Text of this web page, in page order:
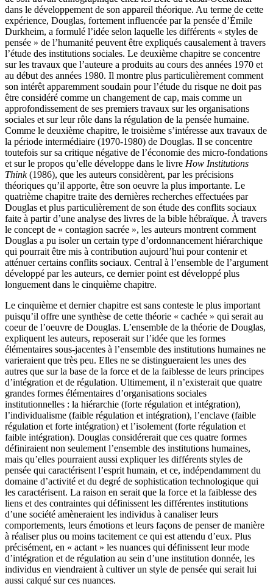
dans le développement de son appareil théorique. Au terme de cette
expérience, Douglas, fortement influencée par la pensée d’Émile
Durkheim, a formulé l’idée selon laquelle les différents « styles de
pensée » de l’humanité peuvent être expliqués causalement à travers
l’étude des institutions sociales. Le deuxième chapitre se concentre
sur les travaux que l’auteure a produits au cours des années 1970 et
au début des années 1980. Il montre plus particulièrement comment
son intérêt apparemment soudain pour l’étude du risque ne doit pas
être considéré comme un changement de cap, mais comme un
approfondissement de ses premiers travaux sur les organisations
sociales et sur leur rôle dans la régulation de la pensée humaine.
Comme le deuxième chapitre, le troisième s’intéresse aux travaux de
la période intermédiaire (1970-1980) de Douglas. Il se concentre
toutefois sur sa critique négative de l’économie des micro-fondations
et sur le propos qu’elle développe dans le livre How Institutions
Think(1986), que les auteurs considèrent, par les précisions
théoriques qu’il apporte, être son oeuvre la plus importante. Le
quatrième chapitre traite des dernières recherches effectuées par
Douglas et plus particulièrement de son étude des conflits sociaux
faite à partir d’une analyse des livres de la bible hébraïque. À travers
le concept de « contagion sacrée », les auteurs montrent comment
Douglas a pu isoler un certain type d’ordonnancement hiérarchique
qui pourrait être mis à contribution aujourd’hui pour contenir et
atténuer certains conflits sociaux. Central à l’ensemble de l’argument
développé par les auteurs, ce dernier point est développé plus
longuement dans le cinquième chapitre.
Le cinquième et dernier chapitre est sans conteste le plus important
puisqu’il offre une synthèse de cette théorie « cachée » qui serait au
coeur de l’oeuvre de Douglas. L’ensemble de la théorie de Douglas,
expliquent les auteurs, reposerait sur l’idée que les formes
élémentaires sous-jacentes à l’ensemble des institutions humaines ne
varieraient que très peu. Elles ne se distingueraient les unes des
autres que sur la base de la force et de la faiblesse de leurs principes
d’intégration et de régulation. Ultimement, il n’existerait que quatre
grandes formes élémentaires d’organisations sociales
institutionnelles : la hiérarchie (forte régulation et intégration),
l’individualisme (faible régulation et intégration), l’enclave (faible
régulation et forte intégration) et l’isolement (forte régulation et
faible intégration). Douglas considérerait que ces quatre formes
définiraient non seulement l’ensemble des institutions humaines,
mais qu’elles pourraient aussi expliquer les différents styles de
pensée qui caractérisent l’esprit humain, et ce, indépendamment du
domaine d’activité et du degré de sophistication technologique qui
les caractérisent. La raison en serait que la force et la faiblesse des
liens et des contraintes qui définissent les différentes institutions
d’une société amèneraient les individus à canaliser leurs
comportements, leurs émotions et leurs façons de penser de manière
à réaliser plus ou moins tacitement ce qui est attendu d’eux. Plus
précisément, en « actant » les nuances qui définissent leur mode
d’intégration et de régulation au sein d’une institution donnée, les
individus en viendraient à cultiver un style de pensée qui serait lui
aussi calqué sur ces nuances.